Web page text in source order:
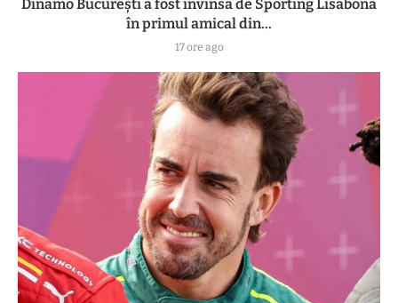
Dinamo București a fost învinsă de Sporting Lisabona
în primul amical din...
17 ore ago